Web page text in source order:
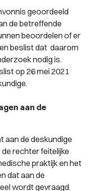
geoordeeld
de betreffende
beoordelen of er
beslist dat daarom
nodig is.
op 26 mei 2021
aan de
aan de deskundige
rechter feitelijke
praktijk en het
dat aan de
wordt gevraagd.